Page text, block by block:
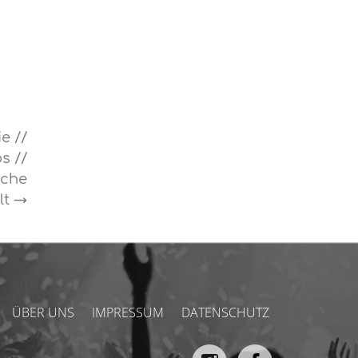
//
//
→
ÜBER UNS IMPRESSUM DATENSCHUTZ